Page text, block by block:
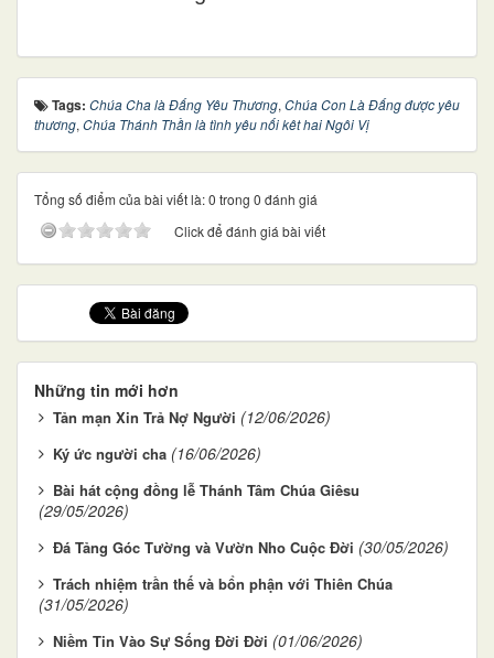
Tags: Chúa Cha là Đấng Yêu Thương, Chúa Con Là Đấng được yêu
thương, Chúa Thánh Thần là tình yêu nối kêt hai Ngôi Vị
Tổng số điểm của bài viết là: 0 trong 0 đánh giá
Click để đánh giá bài viết
Những tin mới hơn
Tản mạn Xin Trả Nợ Người (12/06/2026)
Ký ức người cha (16/06/2026)
Bài hát cộng đồng lễ Thánh Tâm Chúa Giêsu
(29/05/2026)
Đá Tảng Góc Tường và Vườn Nho Cuộc Đời (30/05/2026)
Trách nhiệm trần thế và bổn phận với Thiên Chúa
(31/05/2026)
Niềm Tin Vào Sự Sống Đời Đời (01/06/2026)